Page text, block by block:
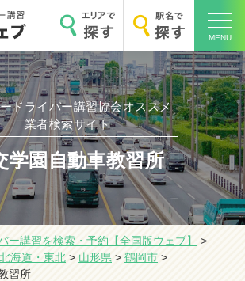
MENU
ホーム
エリアで探す
ドライバー講習協会オススメ
業者検索サイト
学園自動車教習所
ー講習を検索・予約【全国版ウェブ】
>
北海道・東北 > 山形県 > 鶴岡市 >
習所